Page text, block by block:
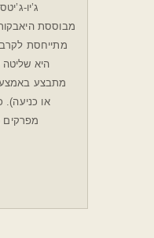
ג’יו-
מבוססת
מתייחסת
היא
מתבצע
או כניעה).
מפרקים